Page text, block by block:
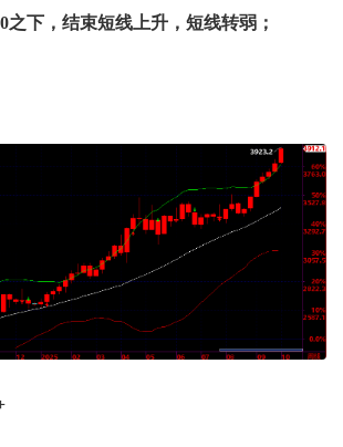
之下，结束短线上升，短线转弱；